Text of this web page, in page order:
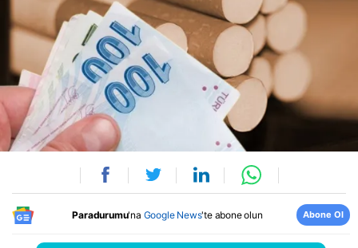
Paradurumu'na Google News'te abone olun Abone Ol